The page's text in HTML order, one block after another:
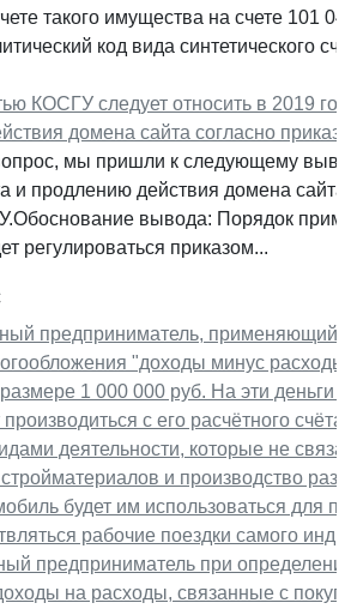
такого имущества на счете 101
код вида синтетического
КОСГУ следует относить в 2019
домена сайта согласно
мы пришли к следующему
и продлению действия домена
вывода: Порядок
регулироваться приказом...
предприниматель, применяющий
"доходы минус
1 000 000 руб. На эти деньги
производиться с его расчётного
деятельности, которые не
и производство
будет им использоваться для
рабочие поездки самого
предприниматель при
на расходы, связанные с